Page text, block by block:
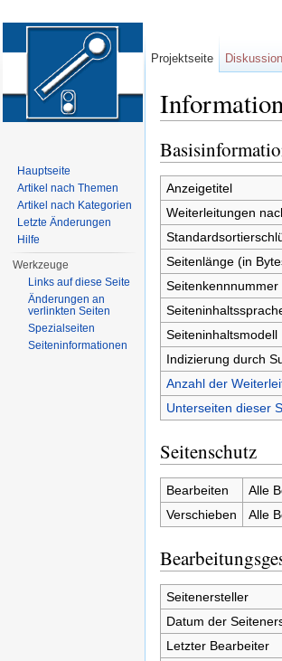
Anzeigetitel
Weiterleitungen
Seitenlänge (in
Seitenkennnummer
Seiteninhaltsmodell
Indizierung durch
Anzahl der
Unterseiten dieser
Seitenschutz
Bearbeiten
Alle
Verschieben
Alle
Seitenersteller
Datum der
Letzter Bearbeiter
Projektseite Diskussion
Hauptseite
Artikel nach Themen
Artikel nach Kategorien
Letzte Änderungen
Hilfe
Werkzeuge
Links auf diese Seite
Änderungen an
verlinkten Seiten
Spezialseiten
Seiten­informationen